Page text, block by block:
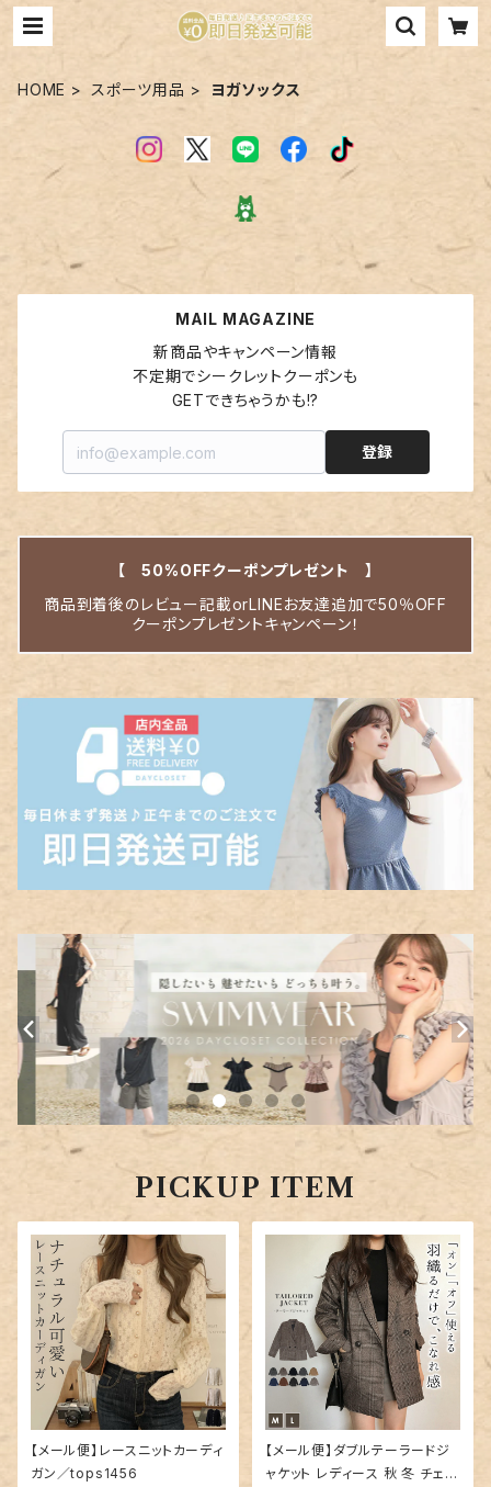
HOME スポーツ用品 ヨガソックス
MAIL MAGAZINE
新商品やキャンペーン情報
不定期でシークレットクーポンも
GETできちゃうかも!?
登録
【 50%OFFクーポンプレゼント 】
商品到着後のレビュー記載orLINEお友達追加で50％OFF
クーポンプレゼントキャンペーン！
PICKUP ITEM
【メール便】レースニットカーディ
ガン／tops1456
【メール便】ダブルテーラードジ
ャケット レディース 秋 冬 チェッ